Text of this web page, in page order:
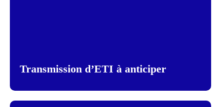
Transmission d’ETI à anticiper